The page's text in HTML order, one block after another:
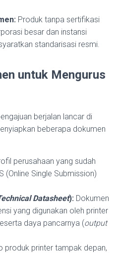
Produk tanpa sertifikasi
besar dan instansi
standarisasi resmi.
untuk Mengurus
berjalan lancar di
beberapa dokumen
perusahaan yang sudah
(Online Single Submission)
Datasheet): Dokumen
yang digunakan oleh printer
daya pancarnya (output
produk printer tampak depan,